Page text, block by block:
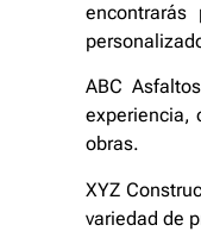
ABC
experiencia,
obras.
XYZ
variedad de